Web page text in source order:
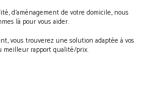
d’aménagement de votre domicile, nous
là pour vous aider.
vous trouverez une solution adaptée à vos
meilleur rapport qualité/prix.